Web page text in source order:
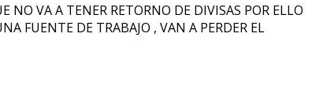
NO VA A TENER RETORNO DE DIVISAS POR ELLO
FUENTE DE TRABAJO , VAN A PERDER EL